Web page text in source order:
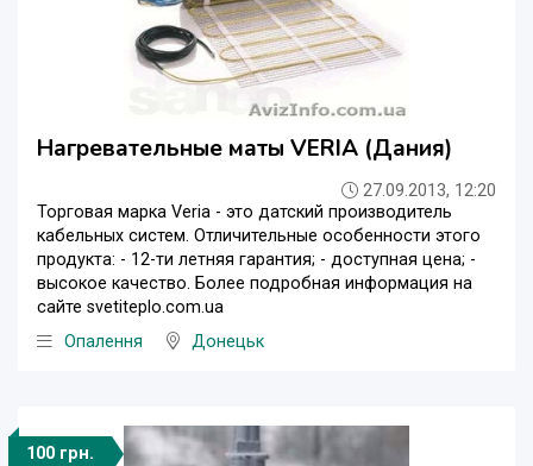
Нагревательные маты VERIA (Дания)
27.09.2013, 12:20
Торговая марка Veria - это датский производитель
кабельных систем. Отличительные особенности этого
продукта: - 12-ти летняя гарантия; - доступная цена; -
высокое качество. Более подробная информация на
сайте svetiteplo.com.ua
Опалення
Донецьк
100 грн.